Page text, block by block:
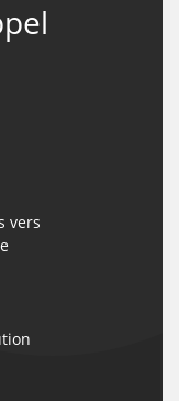
vers